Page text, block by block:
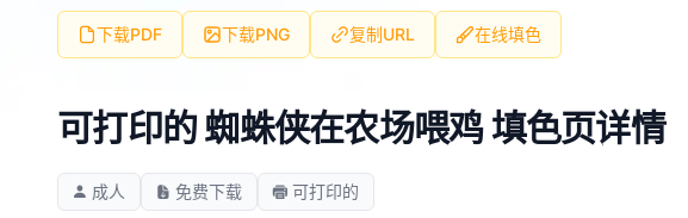
下载PDF 下载PNG 复制URL 在线填色
可打印的 蜘蛛侠在农场喂鸡 填色页详情
成人 免费下载 可打印的